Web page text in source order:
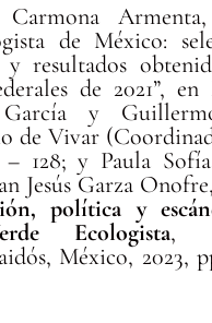
de México:
y resultados
de 2021”,
García y
de Vivar
128; y Paula
Jesús Garza
política y
Ecologista,
México, 2023,